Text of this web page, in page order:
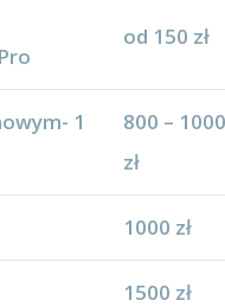
od 150 zł
1
800 – 1000
zł
1000 zł
1500 zł